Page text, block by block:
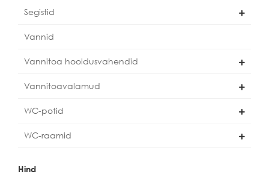
Segistid
Vannid
Vannitoa hooldusvahendid
Vannitoavalamud
WC-potid
WC-raamid
Hind